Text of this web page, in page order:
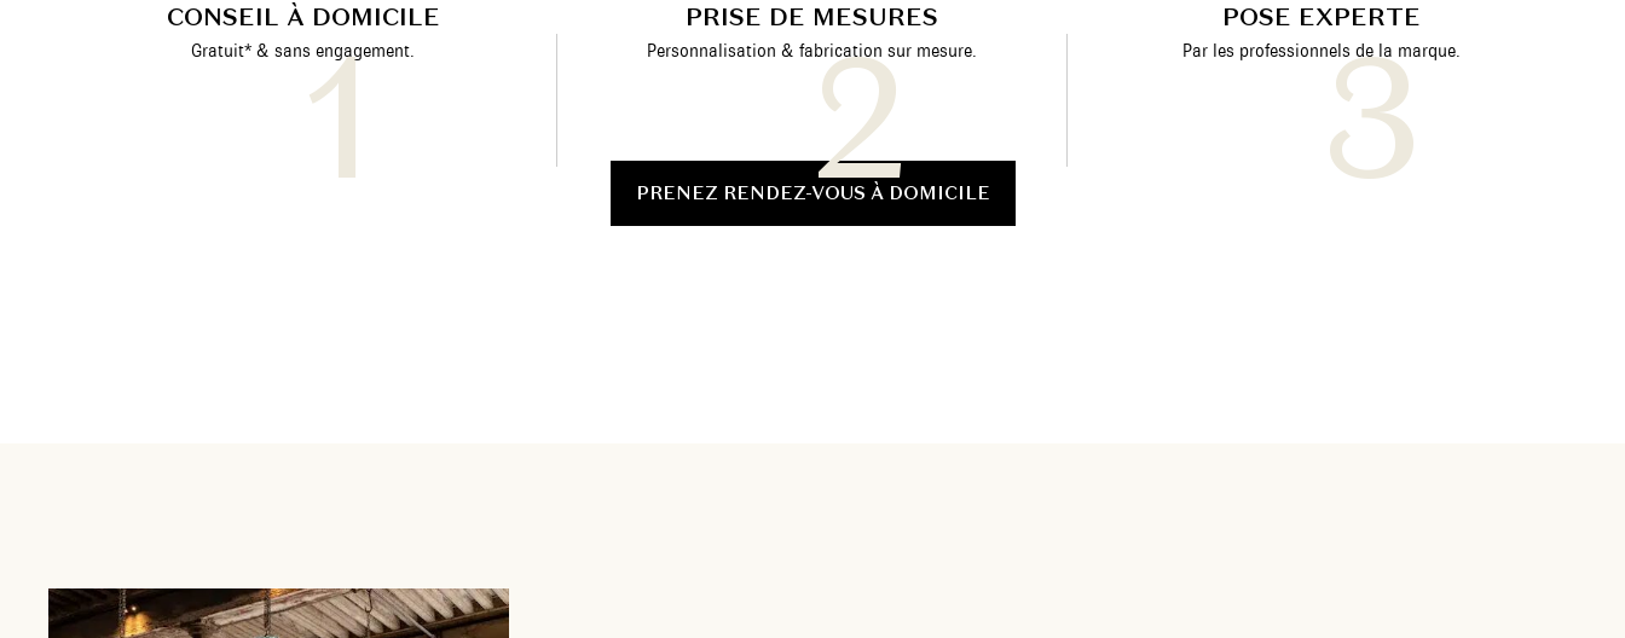
CONSEIL À DOMICILE
Gratuit* & sans engagement.
PRISE DE MESURES
Personnalisation & fabrication sur mesure.
POSE EXPERTE
Par les professionnels de la marque.
PRENEZ RENDEZ-VOUS À DOMICILE